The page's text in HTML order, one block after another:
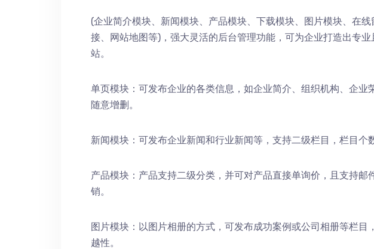
(企业简介模块、新闻模块、产品模块、下载模块、图片模块、在
接、网站地图等)，强大灵活的后台管理功能，可为企业打造出专
站。
单页模块：可发布企业的各类信息，如企业简介、组织机构、企业
随意增删。
新闻模块：可发布企业新闻和行业新闻等，支持二级栏目，栏目个
产品模块：产品支持二级分类，并可对产品直接单询价，且支持邮
销。
图片模块：以图片相册的方式，可发布成功案例或公司相册等栏目
越性。